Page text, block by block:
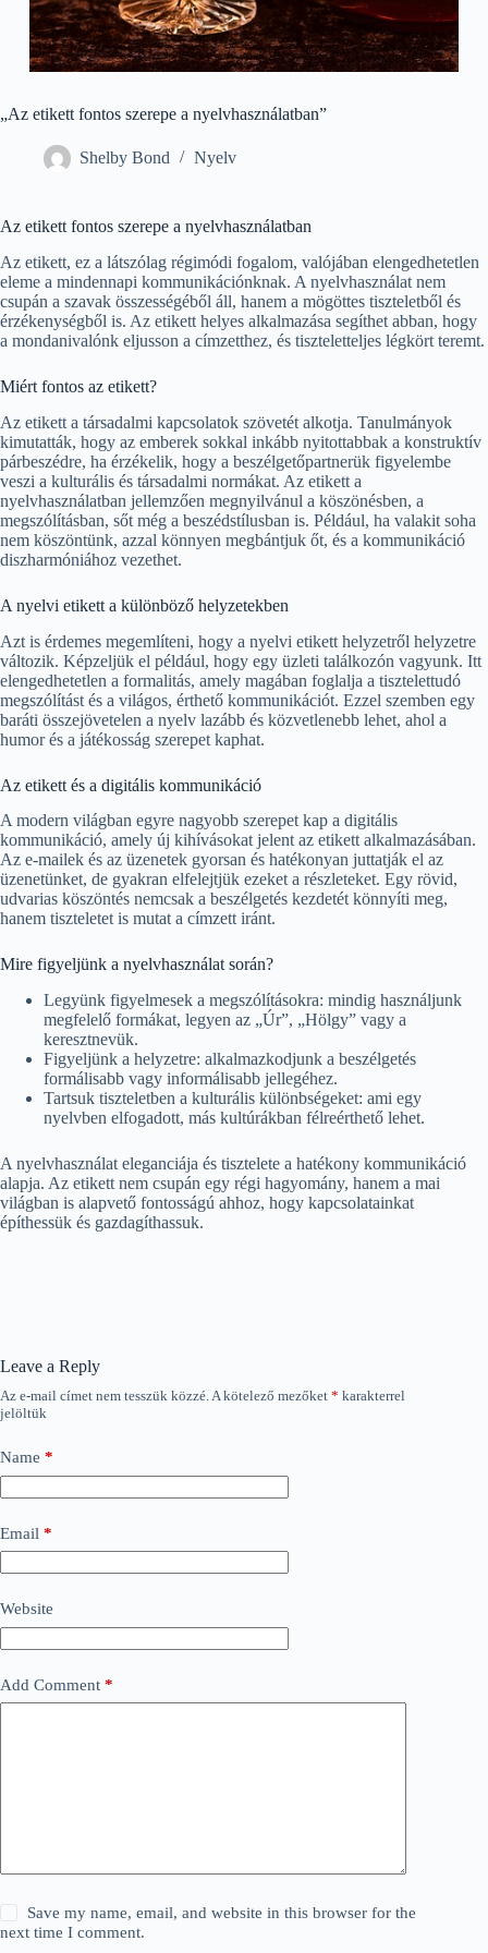
„Az etikett fontos szerepe a nyelvhasználatban”
Shelby Bond Nyelv
Az etikett fontos szerepe a nyelvhasználatban
Az etikett, ez a látszólag régimódi fogalom, valójában elengedhetetlen
eleme a mindennapi kommunikációnknak. A nyelvhasználat nem
csupán a szavak összességéből áll, hanem a mögöttes tiszteletből és
érzékenységből is. Az etikett helyes alkalmazása segíthet abban, hogy
a mondanivalónk eljusson a címzetthez, és tiszteletteljes légkört teremt.
Miért fontos az etikett?
Az etikett a társadalmi kapcsolatok szövetét alkotja. Tanulmányok
kimutatták, hogy az emberek sokkal inkább nyitottabbak a konstruktív
párbeszédre, ha érzékelik, hogy a beszélgetőpartnerük figyelembe
veszi a kulturális és társadalmi normákat. Az etikett a
nyelvhasználatban jellemzően megnyilvánul a köszönésben, a
megszólításban, sőt még a beszédstílusban is. Például, ha valakit soha
nem köszöntünk, azzal könnyen megbántjuk őt, és a kommunikáció
diszharmóniához vezethet.
A nyelvi etikett a különböző helyzetekben
Azt is érdemes megemlíteni, hogy a nyelvi etikett helyzetről helyzetre
változik. Képzeljük el például, hogy egy üzleti találkozón vagyunk. Itt
elengedhetetlen a formalitás, amely magában foglalja a tisztelettudó
megszólítást és a világos, érthető kommunikációt. Ezzel szemben egy
baráti összejövetelen a nyelv lazább és közvetlenebb lehet, ahol a
humor és a játékosság szerepet kaphat.
Az etikett és a digitális kommunikáció
A modern világban egyre nagyobb szerepet kap a digitális
kommunikáció, amely új kihívásokat jelent az etikett alkalmazásában.
Az e-mailek és az üzenetek gyorsan és hatékonyan juttatják el az
üzenetünket, de gyakran elfelejtjük ezeket a részleteket. Egy rövid,
udvarias köszöntés nemcsak a beszélgetés kezdetét könnyíti meg,
hanem tiszteletet is mutat a címzett iránt.
Mire figyeljünk a nyelvhasználat során?
Legyünk figyelmesek a megszólításokra: mindig használjunk
megfelelő formákat, legyen az „Úr”, „Hölgy” vagy a
keresztnevük.
Figyeljünk a helyzetre: alkalmazkodjunk a beszélgetés
formálisabb vagy informálisabb jellegéhez.
Tartsuk tiszteletben a kulturális különbségeket: ami egy
nyelvben elfogadott, más kultúrákban félreérthető lehet.
A nyelvhasználat eleganciája és tisztelete a hatékony kommunikáció
alapja. Az etikett nem csupán egy régi hagyomány, hanem a mai
világban is alapvető fontosságú ahhoz, hogy kapcsolatainkat
építhessük és gazdagíthassuk.
Leave a Reply
Az e-mail címet nem tesszük közzé.A kötelező mezőket * karakterrel
jelöltük
Name *
Email *
Website
Add Comment *
Save my name, email, and website in this browser for the
next time I comment.